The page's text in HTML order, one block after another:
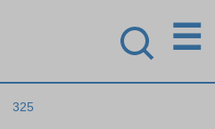
☰
325